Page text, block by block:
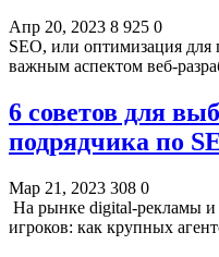
Апр 20, 2023 8 925 0
SEO, или оптимизация для
важным аспектом веб-
6 советов для
подрядчика по
Мар 21, 2023 308 0
На рынке digital-рекламы
игроков: как крупных